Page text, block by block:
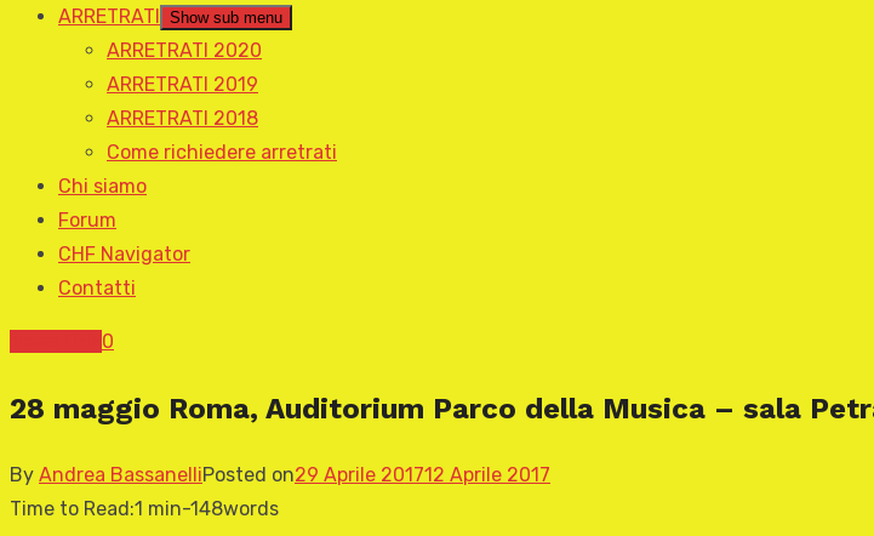
ARRETRATI
Show sub menu
ARRETRATI 2020
ARRETRATI 2019
ARRETRATI 2018
Come richiedere arretrati
Chi siamo
Forum
CHF Navigator
Contatti
0
28 maggio Roma, Auditorium Parco della Musica – sala
By Andrea BassanelliPosted on29 Aprile 201712 Aprile 2017
Time to Read:1 min-148words